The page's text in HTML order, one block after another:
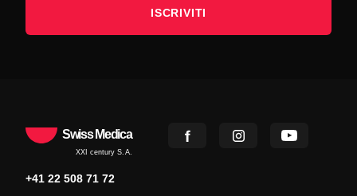
ISCRIVITI
Swiss Medica
XXI century S.A.
+41 22 508 71 72